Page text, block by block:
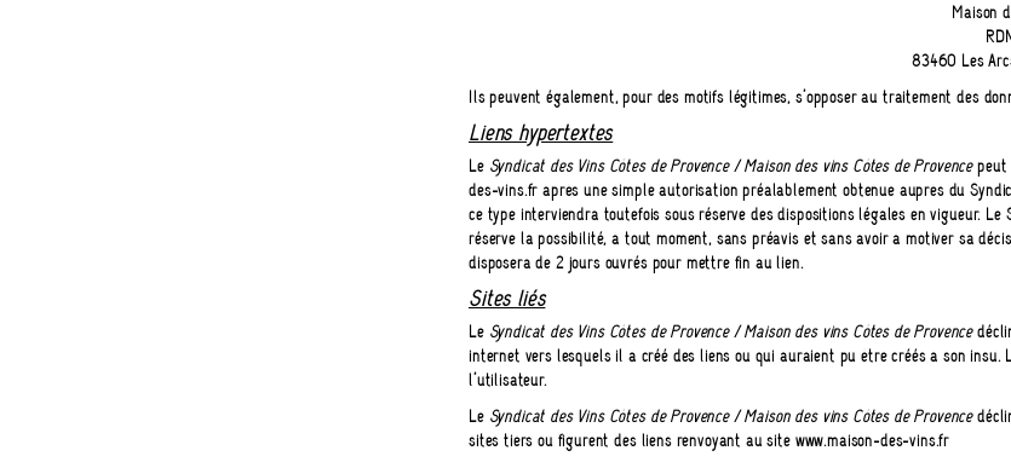
Maison
83460 Les
Ils peuvent également, pour des motifs légitimes, s’opposer au traitement des
Liens hypertextes
Le Syndicat des Vins Côtes de Provence / Maison des vins Côtes de Provencepeut
des-vins.fr après une simple autorisation préalablement obtenue auprès du
ce type interviendra toutefois sous réserve des dispositions légales en vigueur.
réserve la possibilité, à tout moment, sans préavis et sans avoir à motiver sa
disposera de 2 jours ouvrés pour mettre fin au lien.
Sites liés
Le Syndicat des Vins Côtes de Provence / Maison des vins Côtes de Provence
internet vers lesquels il a créé des liens ou qui auraient pu être créés à son
l’utilisateur.
Le Syndicat des Vins Côtes de Provence / Maison des vins Côtes de Provence
sites tiers où figurent des liens renvoyant au site www.maison-des-vins.fr